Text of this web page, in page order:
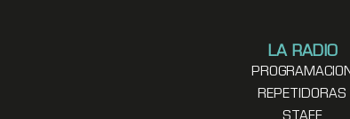
LA RADIO
REPETIDORAS